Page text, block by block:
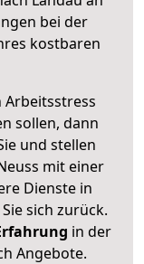
bei der
kostbaren
Arbeitsstress
sollen, dann
und stellen
mit einer
Dienste in
sich zurück.
in der
Angebote.